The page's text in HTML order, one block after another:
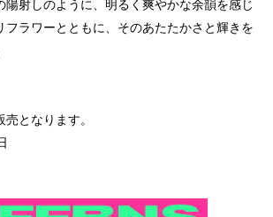
陽射しのように、明るく爽やかな余韻を感じ
フラワーとともに、そのあたたかさと輝きを
売となります。